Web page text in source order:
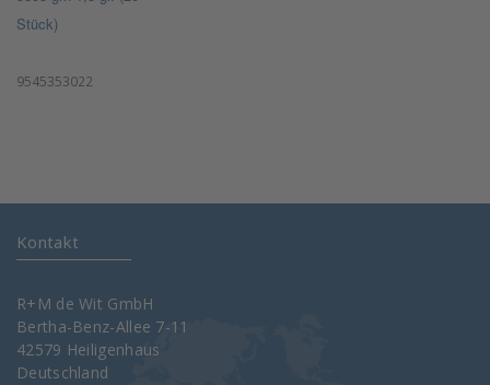
Stück)
9545353022
Kontakt
R+M de Wit GmbH
Bertha-Benz-Allee 7-11
42579 Heiligenhaus
Deutschland